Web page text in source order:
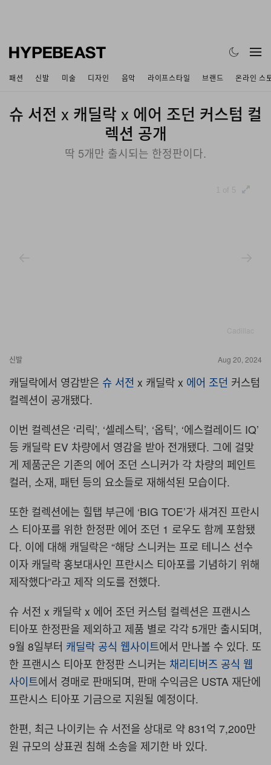
패션 신발 미술 디자인 음악 라이프스타일 브랜드 온라인 스
슈 서전 x 캐딜락 x 에어 조던 커스텀 컬
렉션 공개
딱 5개만 출시되는 한정판이다.
신발 Aug 20, 2024
캐딜락에서 영감받은 슈 서전 x 캐딜락 x 에어 조던 커스텀
컬렉션이 공개됐다.
이번 컬렉션은 ‘리릭’, ‘셀레스틱’, ‘옵틱’, ‘에스컬레이드 IQ’
등 캐딜락 EV 차량에서 영감을 받아 전개됐다. 그에 걸맞
게 제품군은 기존의 에어 조던 스니커가 각 차량의 페인트
컬러, 소재, 패턴 등의 요소들로 재해석된 모습이다.
또한 컬렉션에는 힐탭 부근에 ‘BIG TOE’가 새겨진 프란시
스 티아포를 위한 한정판 에어 조던 1 로우도 함께 포함됐
다. 이에 대해 캐딜락은 “해당 스니커는 프로 테니스 선수
이자 캐딜락 홍보대사인 프란시스 티아포를 기념하기 위해
제작했다”라고 제작 의도를 전했다.
슈 서전 x 캐딜락 x 에어 조던 커스텀 컬렉션은 프랜시스
티아포 한정판을 제외하고 제품 별로 각각 5개만 출시되며,
9월 8일부터 캐딜락 공식 웹사이트에서 만나볼 수 있다. 또
한 프랜시스 티아포 한정판 스니커는 채리티버즈 공식 웹
사이트에서 경매로 판매되며, 판매 수익금은 USTA 재단에
프란시스 티아포 기금으로 지원될 예정이다.
한편, 최근 나이키는 슈 서전을 상대로 약 831억 7,200만
원 규모의 상표권 침해 소송을 제기한 바 있다.